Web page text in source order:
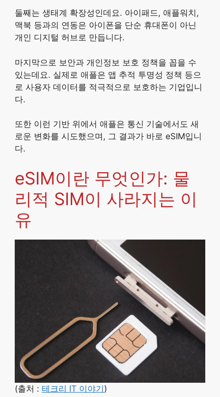
둘째는 생태계 확장성인데요. 아이패드, 애플워치,
맥북 등과의 연동은 아이폰을 단순 휴대폰이 아닌
개인 디지털 허브로 만듭니다.
마지막으로 보안과 개인정보 보호 정책을 꼽을 수
있는데요. 실제로 애플은 앱 추적 투명성 정책 등으
로 사용자 데이터를 적극적으로 보호하는 기업입니
다.
또한 이런 기반 위에서 애플은 통신 기술에서도 새
로운 변화를 시도했으며, 그 결과가 바로 eSIM입니
다.
eSIM이란 무엇인가: 물
리적 SIM이 사라지는 이
유
(출처 : 테크리 IT 이야기 )